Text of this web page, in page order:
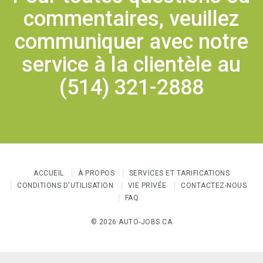
commentaires, veuillez
communiquer avec notre
service à la clientèle au
(514) 321-2888
ACCUEIL À PROPOS
SERVICES ET TARIFICATIONS
CONDITIONS D'UTILISATION
VIE PRIVÉE
CONTACTEZ-NOUS
FAQ
© 2026 AUTO-JOBS.CA